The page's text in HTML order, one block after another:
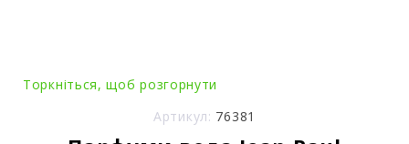
Торкніться, щоб розгорнути
Артикул: 76381